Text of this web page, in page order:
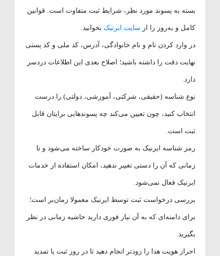
بسته به پسوند مورد نظر، شرایط ثبت متفاوت است. قوانین
کامل و به‌روز را از سایت ایرنیکبخوانید.
در وارد کردن نام و نام خانوادگی، آدرس، کد ملی و کد پستی
نهایت دقت را داشته باشید؛ اصلاح بعدی این اطلاعات دردسر
دارد.
نوع شناسه (حقیقی، شرکتی، آموزشی، دولتی) را درست
انتخاب کنید، چون تعیین می‌کند چه پسوندهایی برایتان قابل
ثبت است.
رمز شناسه ایرنیک به صورت خودکار ساخته می‌شود و تا
زمانی که آن را دستی تغییر ندهید، امکان استفاده از خدمات
ایرنیک فعال نمی‌شود.
بررسی درخواست ثبت توسط ایرنیک معمولا زمان‌بر است؛
برای دامنه‌ای که به آن نیاز فوری دارید حاشیه زمانی در نظر
بگیرید.
احراز هویت هدا را زودتر انجام دهید تا در روز ثبت یا تمدید